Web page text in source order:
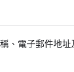
、電子郵件地